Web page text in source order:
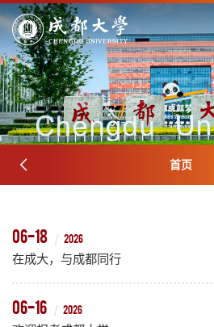
首页
06-18 2026
在成大，与成都同行
06-16 2026